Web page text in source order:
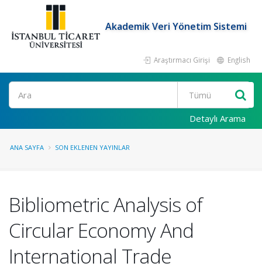
Akademik Veri Yönetim Sistemi
Araştırmacı Girişi English
Ara
Detaylı Arama
ANA SAYFA SON EKLENEN YAYINLAR
Bibliometric Analysis of
Circular Economy And
International Trade